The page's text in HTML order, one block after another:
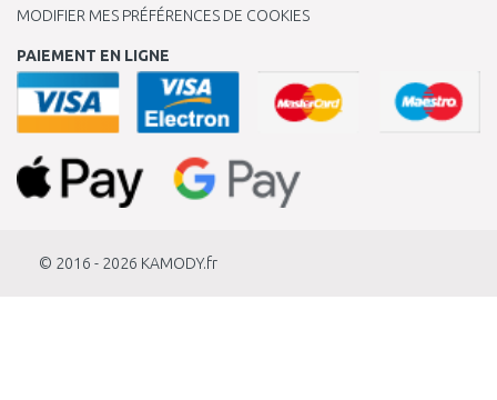
MODIFIER MES PRÉFÉRENCES DE COOKIES
PAIEMENT EN LIGNE
© 2016 - 2026 KAMODY.fr